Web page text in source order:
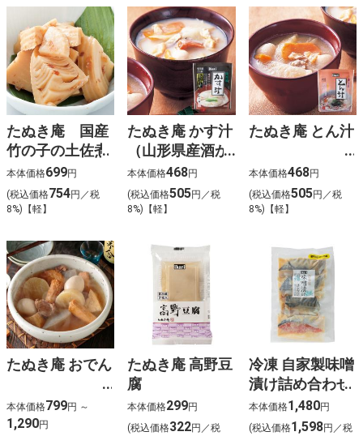
たぬき庵 国産
竹の子の土佐煮
本体価格699円
(税込価格754円／税
8%)【軽】
たぬき庵 かす汁
（山形県産酒か
す使用）
本体価格468円
(税込価格505円／税
8%)【軽】
たぬき庵 とん汁
本体価格468円
(税込価格505円／税
8%)【軽】
たぬき庵 おでん
本体価格799円 ～
1,290円
たぬき庵 高野豆
腐
本体価格299円
(税込価格322円／税
冷凍 自家製味噌
漬け詰め合わせ
本体価格1,480円
(税込価格1,598円／税